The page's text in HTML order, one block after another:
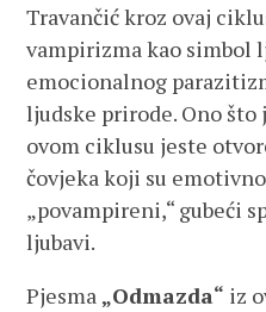
Travančić kroz ovaj
vampirizma kao simbol
emocionalnog
ljudske prirode. Ono
ovom ciklusu jeste
čovjeka koji su
„povampireni,“ gubeći
ljubavi.
Pjesma „Odmazda“ iz